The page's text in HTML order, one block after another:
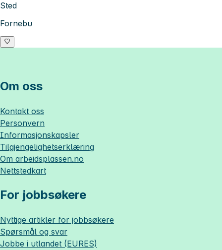
Sted
Fornebu
Om oss
Kontakt oss
Personvern
Informasjonskapsler
Tilgjengelighetserklæring
Om arbeidsplassen.no
Nettstedkart
For jobbsøkere
Nyttige artikler for jobbsøkere
Spørsmål og svar
Jobbe i utlandet (EURES)